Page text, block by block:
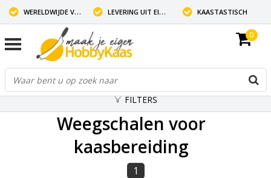
WERELDWIJDE VERZENDING LEVERING UIT EIGEN VOORRAAD KAASTASTISCH
0
FILTERS
Weegschalen voor
kaasbereiding
1